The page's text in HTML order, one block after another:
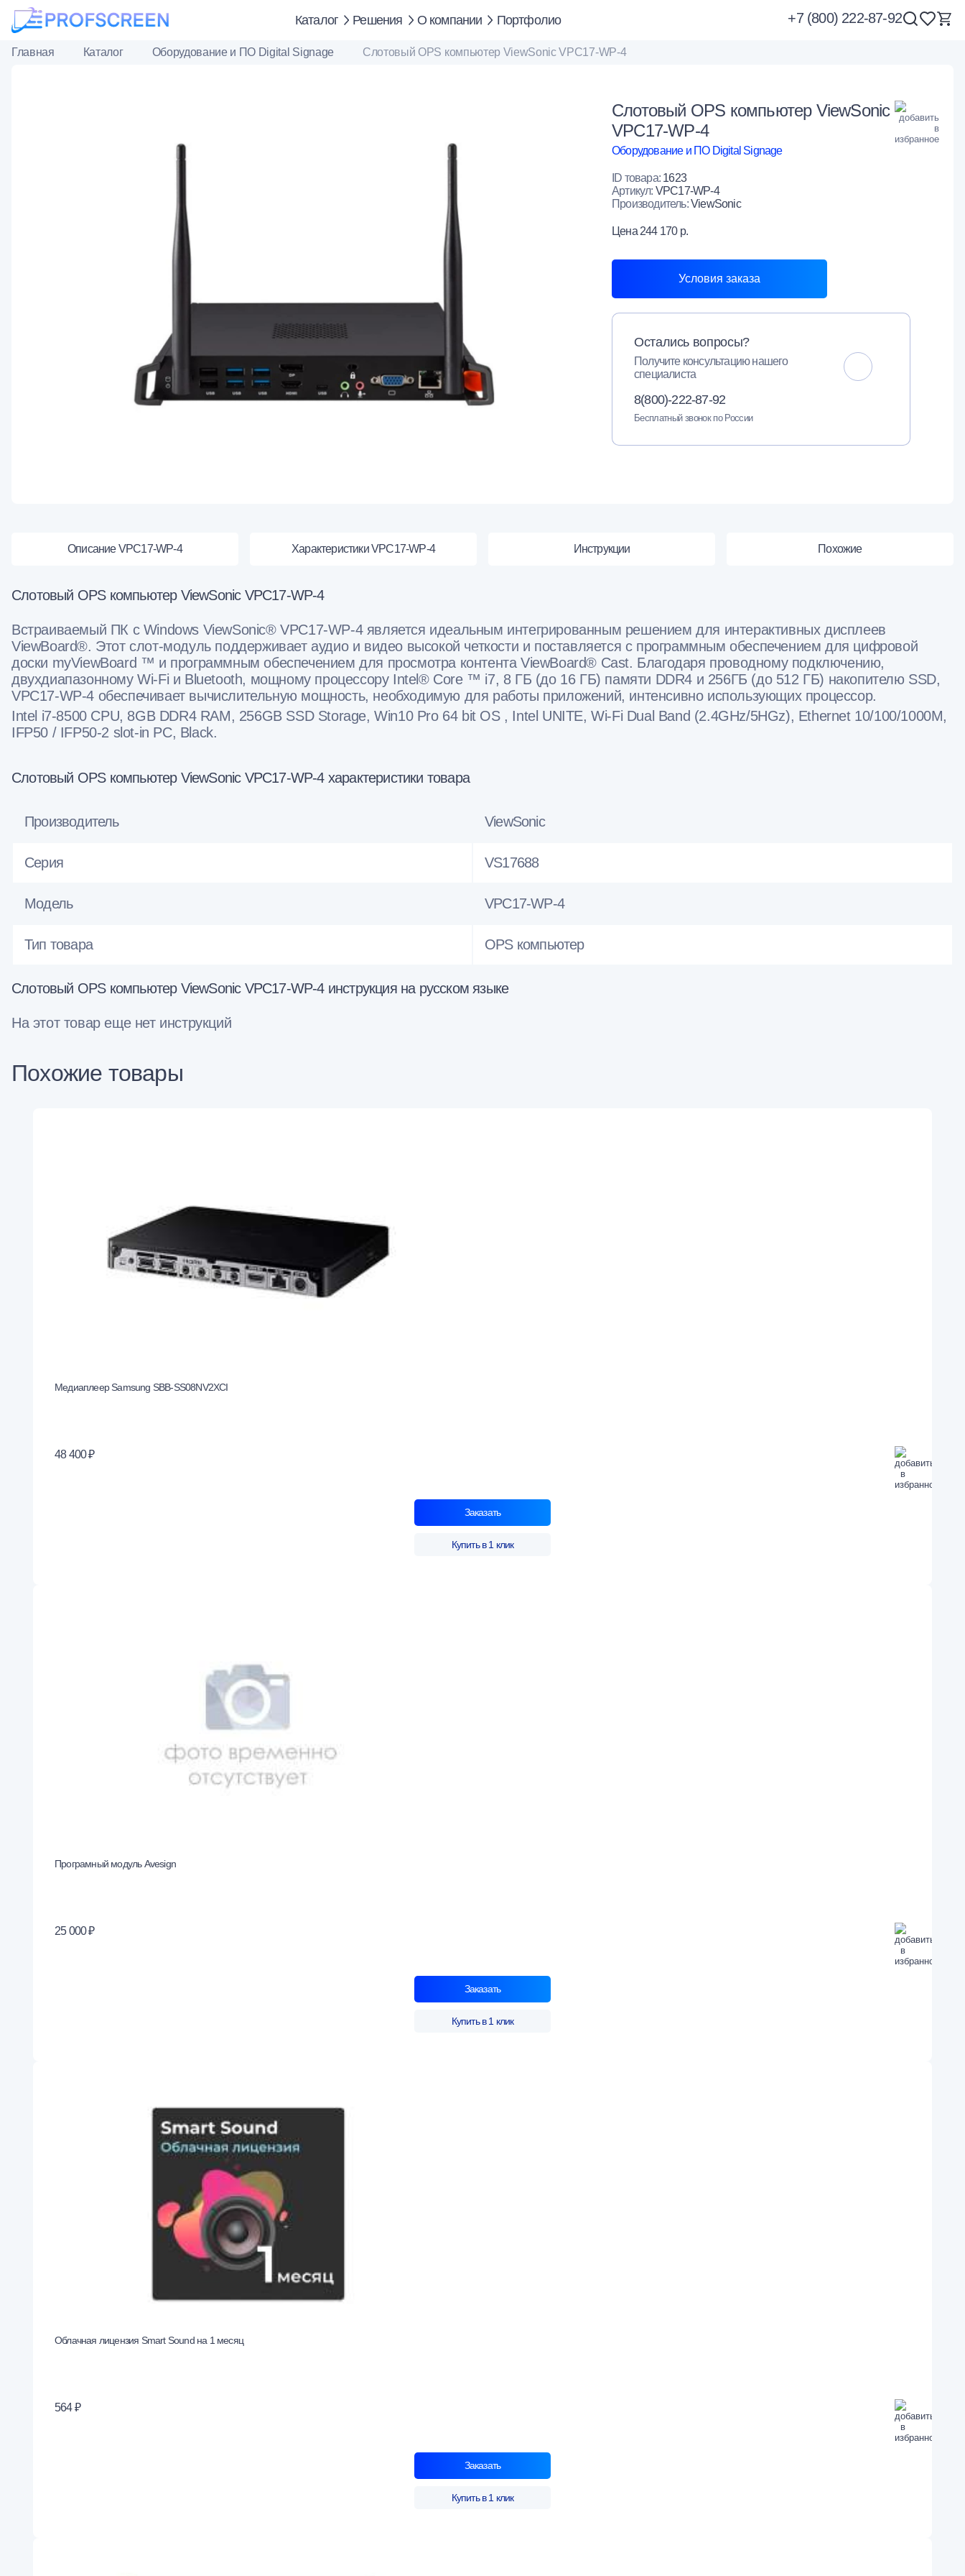
Каталог Решения О компании Портфолио +7 (800) 222-87-92
Главная Каталог Оборудование и ПО Digital Signage Слотовый OPS компьютер ViewSonic VPC17-WP-4
Слотовый OPS компьютер ViewSonic
VPC17-WP-4
Оборудование и ПО Digital Signage
ID товара: 1623
Артикул: VPC17-WP-4
Производитель:ViewSonic
Цена 244 170 р.
Условия заказа
Остались вопросы?
Получите консультацию нашего
специалиста
8(800)-222-87-92
Бесплатный звонок по России
Описание VPC17-WP-4 Характеристики VPC17-WP-4 Инструкции Похожие
Слотовый OPS компьютер ViewSonic VPC17-WP-4
Встраиваемый ПК с Windows ViewSonic® VPC17-WP-4 является идеальным интегрированным решением для интерактивных дисплеев
ViewBoard®. Этот слот-модуль поддерживает аудио и видео высокой четкости и поставляется с программным обеспечением для цифровой
доски myViewBoard ™ и программным обеспечением для просмотра контента ViewBoard® Cast. Благодаря проводному подключению,
двухдиапазонному Wi-Fi и Bluetooth, мощному процессору Intel® Core ™ i7, 8 ГБ (до 16 ГБ) памяти DDR4 и 256ГБ (до 512 ГБ) накопителю SSD,
VPC17-WP-4 обеспечивает вычислительную мощность, необходимую для работы приложений, интенсивно использующих процессор.
Intel i7-8500 CPU, 8GB DDR4 RAM, 256GB SSD Storage, Win10 Pro 64 bit OS , Intel UNITE, Wi-Fi Dual Band (2.4GHz/5HGz), Ethernet 10/100/1000M,
IFP50 / IFP50-2 slot-in PC, Black.
Слотовый OPS компьютер ViewSonic VPC17-WP-4 характеристики товара
Производитель ViewSonic
Серия VS17688
Модель VPC17-WP-4
Тип товара OPS компьютер
Слотовый OPS компьютер ViewSonic VPC17-WP-4 инструкция на русском языке
На этот товар еще нет инструкций
Похожие товары
Медиаплеер Samsung SBB-SS08NV2XCI
48 400 ₽
Заказать
Купить в 1 клик
Програмный модуль Avesign
25 000 ₽
Заказать
Купить в 1 клик
Облачная лицензия Smart Sound на 1 месяц
564 ₽
Заказать
Купить в 1 клик